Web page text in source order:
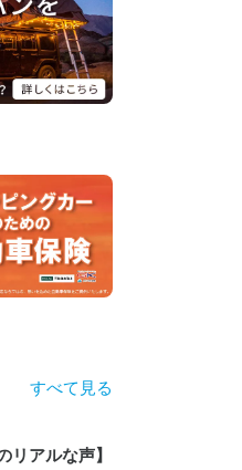
すべて見る
リアルな声】